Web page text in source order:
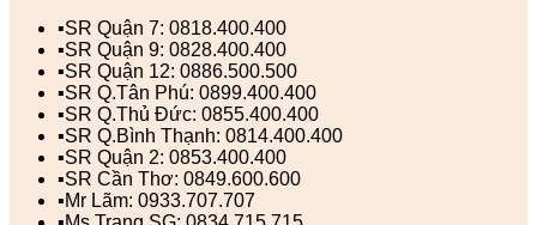
▪️SR Quận 7: 0818.400.400
▪️SR Quận 9: 0828.400.400
▪️SR Quận 12: 0886.500.500
▪️SR Q.Tân Phú: 0899.400.400
▪️SR Q.Thủ Đức: 0855.400.400
▪️SR Q.Bình Thạnh: 0814.400.400
▪️SR Quận 2: 0853.400.400
▪️SR Cần Thơ: 0849.600.600
▪️Mr Lãm: 0933.707.707